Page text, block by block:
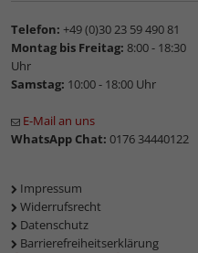
Telefon: +49 (0)30 23 59 490 81
Montag bis Freitag: 8:00 - 18:30
Uhr
Samstag: 10:00 - 18:00 Uhr
E-Mail an uns
WhatsApp Chat: 0176 34440122
Impressum
Widerrufsrecht
Datenschutz
Barrierefreiheitserklärung